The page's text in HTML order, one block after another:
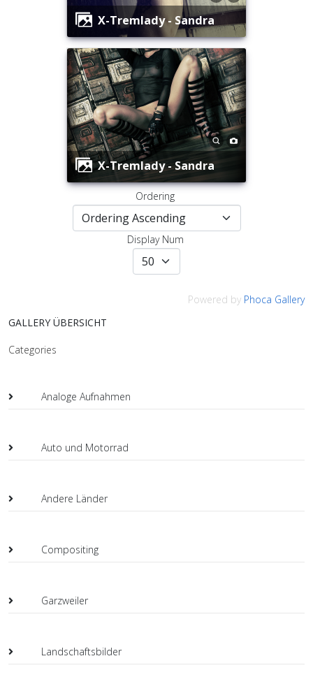
X-Tremlady - Sandra
X-Tremlady - Sandra
Ordering
Display Num
Powered by Phoca Gallery
GALLERY ÜBERSICHT
Categories
Analoge Aufnahmen
Auto und Motorrad
Andere Länder
Compositing
Garzweiler
Landschaftsbilder